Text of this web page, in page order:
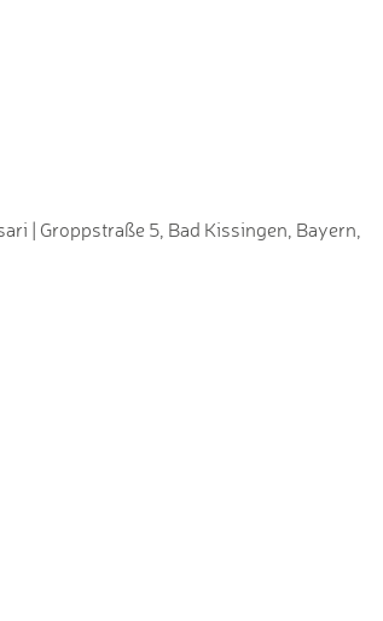
| Groppstraße 5, Bad Kissingen, Bayern,